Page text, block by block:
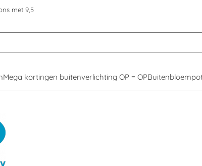
met 9,5
Mega kortingen buitenverlichting OP = OP